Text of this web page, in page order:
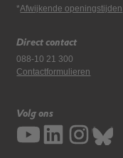
*Afwijkende openingstijden
Direct contact
088-10 21 300
Contactformulieren
Volg ons